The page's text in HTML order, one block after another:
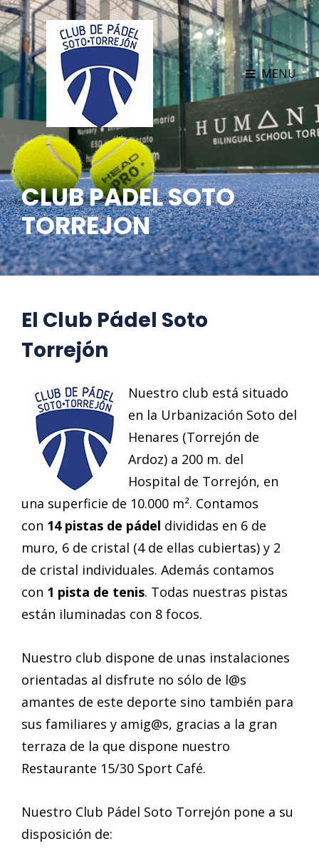
MENU
CLUB PADEL SOTO
TORREJON
El Club Pádel Soto
Torrejón
Nuestro club está situado
en la Urbanización Soto del
Henares (Torrejón de
Ardoz) a 200 m. del
Hospital de Torrejón, en
una superficie de 10.000 m². Contamos
con 14 pistas de pádel divididas en 6 de
muro, 6 de cristal (4 de ellas cubiertas) y 2
de cristal individuales. Además contamos
con 1 pista de tenis. Todas nuestras pistas
están iluminadas con 8 focos.
Nuestro club dispone de unas instalaciones
orientadas al disfrute no sólo de l@s
amantes de este deporte sino también para
sus familiares y amig@s, gracias a la gran
terraza de la que dispone nuestro
Restaurante 15/30 Sport Café.
Nuestro Club Pádel Soto Torrejón pone a su
disposición de: